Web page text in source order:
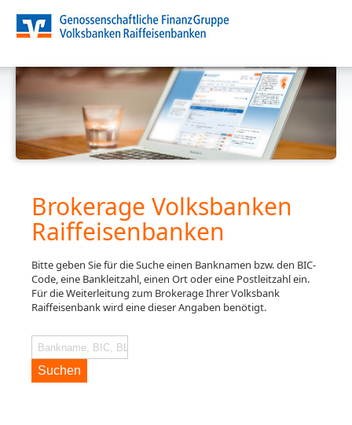
Brokerage Volksbanken
Raiffeisenbanken
Bitte geben Sie für die Suche einen Banknamen bzw. den BIC-
Code, eine Bankleitzahl, einen Ort oder eine Postleitzahl ein.
Für die Weiterleitung zum Brokerage Ihrer Volksbank
Raiffeisenbank wird eine dieser Angaben benötigt.
Suchen